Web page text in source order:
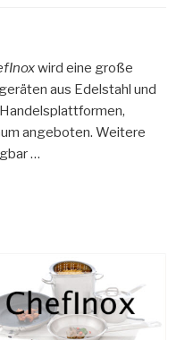
wird eine große
aus Edelstahl und
angeboten. Weitere
…